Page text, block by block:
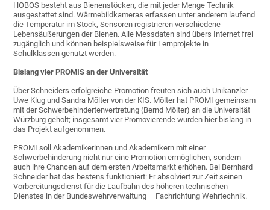
HOBOS besteht aus Bienenstöcken, die mit jeder Menge Technik
ausgestattet sind. Wärmebildkameras erfassen unter anderem laufend
die Temperatur im Stock, Sensoren registrieren verschiedene
Lebensäußerungen der Bienen. Alle Messdaten sind übers Internet frei
zugänglich und können beispielsweise für Lernprojekte in
Schulklassen genutzt werden.
Bislang vier PROMIS an der Universität
Über Schneiders erfolgreiche Promotion freuten sich auch Unikanzler
Uwe Klug und Sandra Mölter von der KIS. Mölter hat PROMI gemeinsam
mit der Schwerbehindertenvertretung (Bernd Mölter) an die Universität
Würzburg geholt; insgesamt vier Promovierende wurden hier bislang in
das Projekt aufgenommen.
PROMI soll Akademikerinnen und Akademikern mit einer
Schwerbehinderung nicht nur eine Promotion ermöglichen, sondern
auch ihre Chancen auf dem ersten Arbeitsmarkt erhöhen. Bei Bernhard
Schneider hat das bestens funktioniert: Er absolviert zur Zeit seinen
Vorbereitungsdienst für die Laufbahn des höheren technischen
Dienstes in der Bundeswehrverwaltung – Fachrichtung Wehrtechnik.